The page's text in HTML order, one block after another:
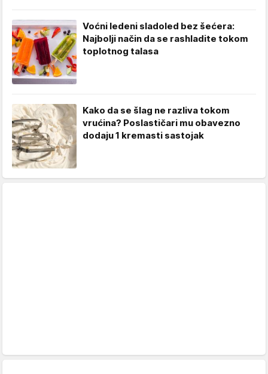
Voćni ledeni sladoled bez šećera:
Najbolji način da se rashladite tokom
toplotnog talasa
Kako da se šlag ne razliva tokom
vrućina? Poslastičari mu obavezno
dodaju 1 kremasti sastojak